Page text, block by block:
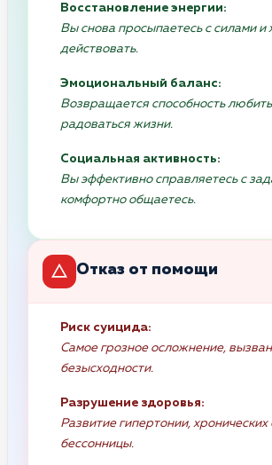
Восстановление энергии:
Вы снова просыпаетесь с силами и
действовать.
Эмоциональный баланс:
Возвращается способность
радоваться жизни.
Социальная активность:
Вы эффективно справляетесь с
комфортно общаетесь.
Отказ от помощи
Риск суицида:
Самое грозное осложнение,
безысходности.
Разрушение здоровья:
Развитие гипертонии, хронических
бессонницы.